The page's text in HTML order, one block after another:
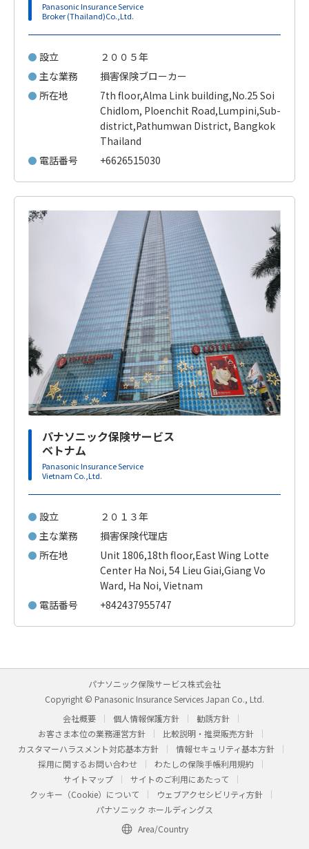
Panasonic Insurance Service
Broker (Thailand)Co.,Ltd.
設立
２００５年
主な業務
損害保険ブローカー
所在地
7th floor,Alma Link building,No.25 Soi
Chidlom, Ploenchit Road,Lumpini,Sub-
district,Pathumwan District, Bangkok
Thailand
電話番号
+6626515030
パナソニック保険サービス
ベトナム
Panasonic Insurance Service
Vietnam Co.,Ltd.
設立
２０１３年
主な業務
損害保険代理店
所在地
Unit 1806,18th floor,East Wing Lotte
Center Ha Noi, 54 Lieu Giai,Giang Vo
Ward, Ha Noi, Vietnam
電話番号
+842437955747
パナソニック保険サービス株式会社
Copyright © Panasonic Insurance Services Japan Co., Ltd.
会社概要
個人情報保護方針
勧誘方針
お客さま本位の業務運営方針
比較説明・推奨販売方針
カスタマーハラスメント対応基本方針
情報セキュリティ基本方針
採用に関するお問い合わせ
わたしの保険手帳利用規約
サイトマップ
サイトのご利用にあたって
クッキー（Cookie）について
ウェブアクセシビリティ方針
パナソニック ホールディングス
Area/Country